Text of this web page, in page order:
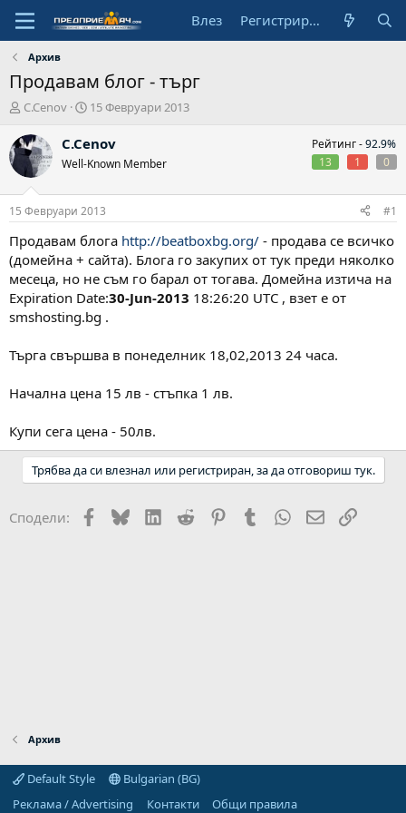
Влез Регистрирай се
Архив
Продавам блог - търг
А
т
о
р
C.Cenov
Н
ч
л
а
д
а
а
15 Февруари 2013
C.Cenov
Well-Known Member
Рейтинг -92.9%
13
1 0
15 Февруари 2013 #1
Продавам блога http://beatboxbg.org/ - продава се всичко
(домейна + сайта). Блога го закупих от тук преди няколко
месеца, но не съм го барал от тогава. Домейна изтича на
Expiration Date:30-Jun-2013 18:26:20 UTC , взет е от
smshosting.bg .
Търга свършва в понеделник 18,02,2013 24 часа.
Начална цена 15 лв - стъпка 1 лв.
Купи сега цена - 50лв.
Трябва да си влезнал или регистриран, за да отговориш тук.
Сподели: Facebook
BlueskyLinkedIn
Reddit PinterestTumblr WhatsApp
EmailLink
Архив
Default Style
Bulgarian (BG)
Реклама / Advertising
Контакти
Общи правила